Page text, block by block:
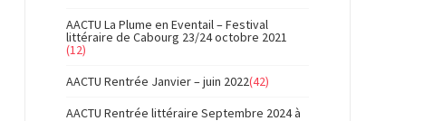
AACTU La Plume en Eventail – Festival
littéraire de Cabourg 23/24 octobre 2021
(12)
AACTU Rentrée Janvier – juin 2022(42)
AACTU Rentrée littéraire Septembre 2024 à